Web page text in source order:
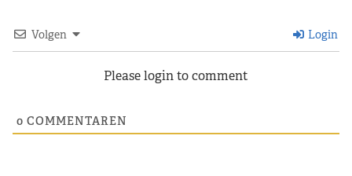
Volgen Login
Please login to comment
0 COMMENTAREN